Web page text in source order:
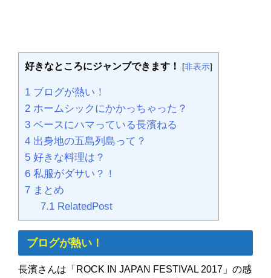
好きなところにジャンブできます！ [非表示]
1 ブログが熱い！
2 ホームシックにかかっちゃった？
3 ベースにハマっている長濱ねる
4 出身地の五島列島って？
5 好きな料理は？
6 私服がダサい？！
7 まとめ
7.1RelatedPost
ブログが熱い！
長濱さんは「ROCK IN JAPAN FESTIVAL 2017」の感